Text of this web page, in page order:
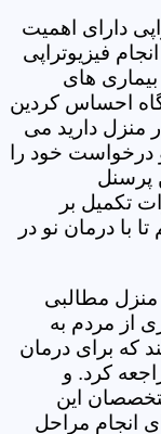
دارای اهمیت
فیزیوتراپی
های
احساس کردین
منزل دارید می
درخواست خود را
پرسنل
تکمیل بر
با درمان نو در
منزل مطالبی
از مردم به
که برای درمان
کرد. و
این
انجام مراحل